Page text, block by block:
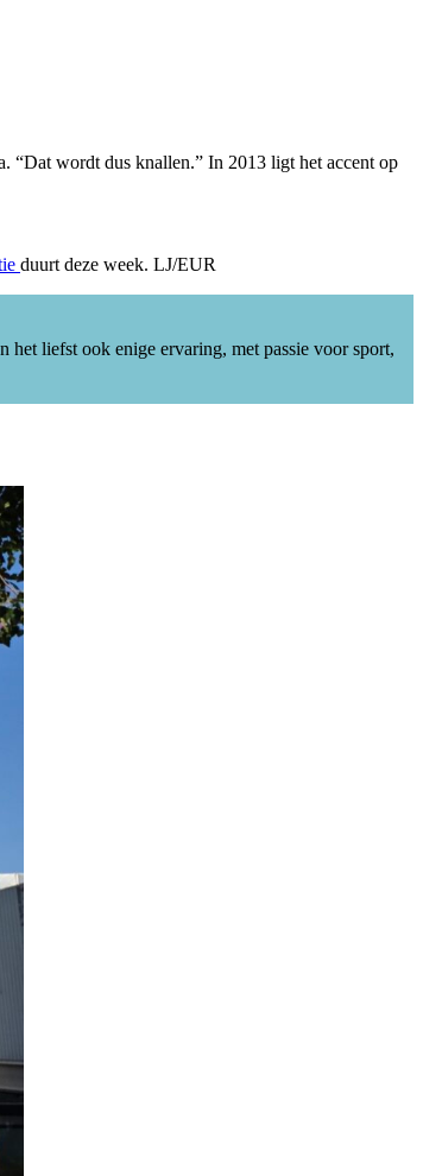
“Dat wordt dus knallen.” In 2013 ligt het accent op
duurt deze week. LJ/EUR
het liefst ook enige ervaring, met passie voor sport,